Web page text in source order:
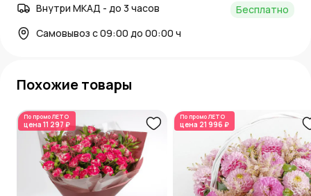
Внутри МКАД - до 3 часов
Бесплатно
Самовывоз с 09:00 до 00:00 ч
Похожие товары
По промоЛЕТО
цена 11 297 ₽
По промоЛЕТО
цена 21 996 ₽